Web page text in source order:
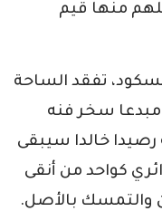
منها قيم
تفقد الساحة
ومبدعا سخر فنه
رصيدا خالدا سيبقى
كواحد من أنقى
والتمسك بالأصل.